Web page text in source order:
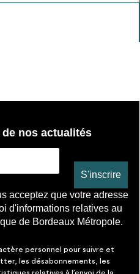
envisageables
à sa liste et son envoi ne
nos actualités
acceptez que votre adresse
d'informations relatives au
de Bordeaux Métropole.
personnel pour suivre et
les désabonnements, les